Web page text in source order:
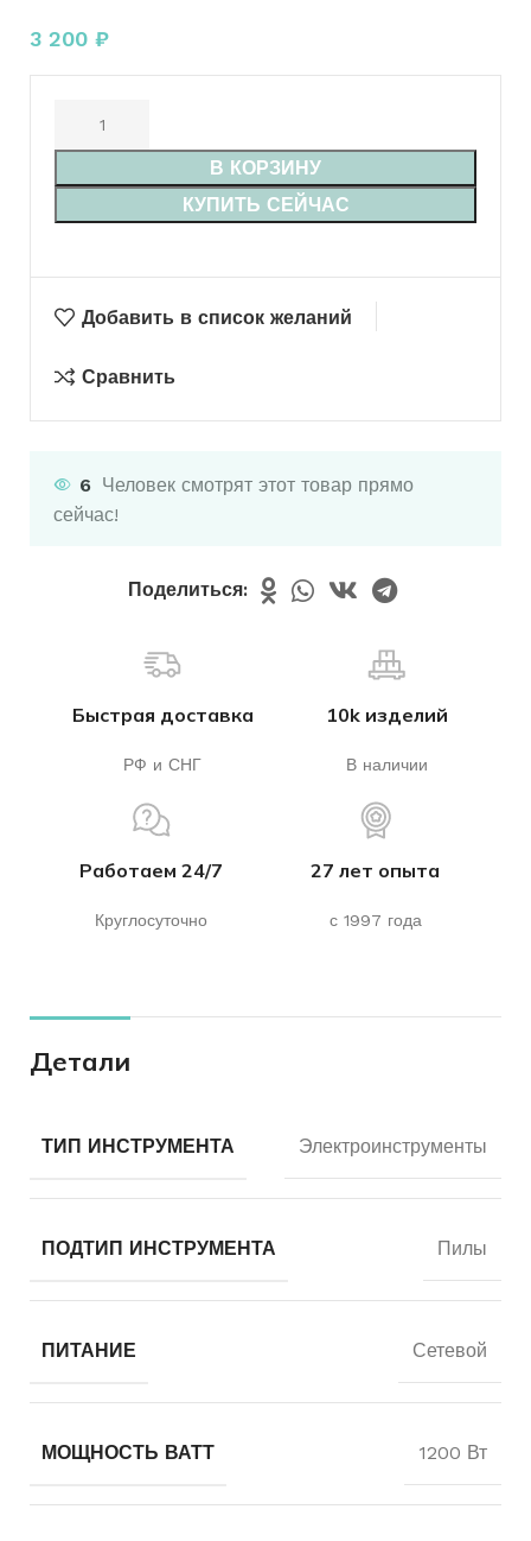
3 200 ₽
В КОРЗИНУ
КУПИТЬ СЕЙЧАС
Добавить в список желаний
Сравнить
6 Человек смотрят этот товар прямо
сейчас!
Поделиться:
Быстрая доставка
РФ и СНГ
10k изделий
В наличии
Работаем 24/7
Круглосуточно
27 лет опыта
с 1997 года
Детали
ТИП ИНСТРУМЕНТА Электроинструменты
ПОДТИП ИНСТРУМЕНТА Пилы
ПИТАНИЕ Сетевой
МОЩНОСТЬ ВАТТ 1200 Вт